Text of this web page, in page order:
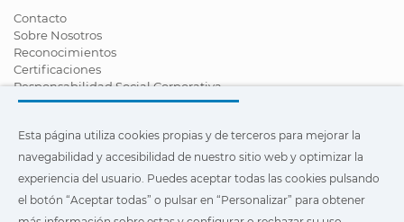
Contacto
Sobre Nosotros
Reconocimientos
Certificaciones
Responsabilidad Social Corporativa
Ser distribuidor
Vídeos
FAQ - Preguntas Frecuentes
Esta página utiliza cookies propias y de terceros para mejorar la
navegabilidad y accesibilidad de nuestro sitio web y optimizar
Esta página utiliza cookies propias y de terceros para mejorar la
navegabilidad y accesibilidad de nuestro sitio web y optimizar la
experiencia del usuario. Puedes aceptar todas las cookies pulsando
el botón “Aceptar todas” o pulsar en “Personalizar” para obtener